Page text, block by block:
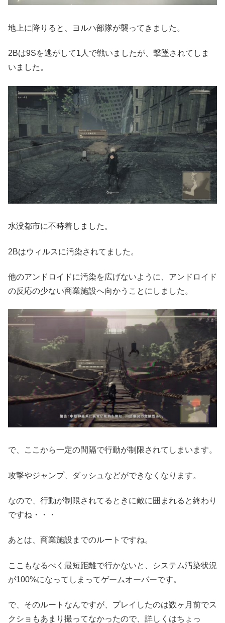
地上に降りると、ヨルハ部隊が襲ってきました。
2Bは9Sを逃がして1人で戦いましたが、撃墜されてしま
いました。
水没都市に不時着しました。
2Bはウィルスに汚染されてました。
他のアンドロイドに汚染を広げないように、アンドロイド
の反応の少ない商業施設へ向かうことにしました。
で、ここから一定の間隔で行動が制限されてしまいます。
攻撃やジャンプ、ダッシュなどができなくなります。
なので、行動が制限されてるときに敵に囲まれると終わり
ですね・・・
あとは、商業施設までのルートですね。
ここもなるべく最短距離で行かないと、システム汚染状況
が100%になってしまってゲームオーバーです。
で、そのルートなんですが、プレイしたのは数ヶ月前でス
クショもあまり撮ってなかったので、詳しくはちょっ